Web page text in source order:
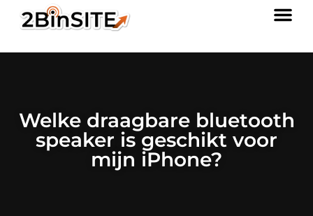
Welke draagbare bluetooth
speaker is geschikt voor
mijn iPhone?